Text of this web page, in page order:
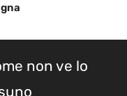
non ve lo